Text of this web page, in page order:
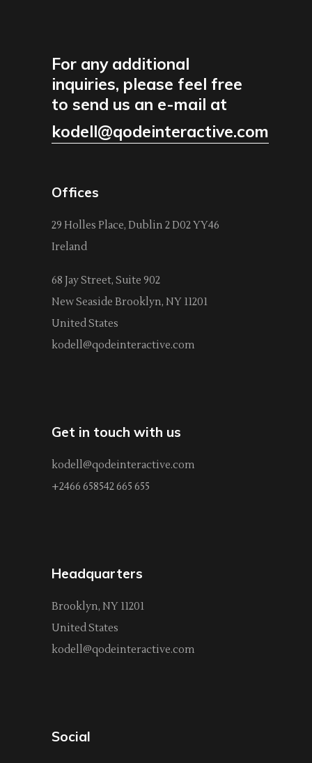
For any additional
inquiries, please feel free
to send us an e-mail at
kodell@qodeinteractive.com
Offices
29 Holles Place, Dublin 2 D02 YY46
Ireland
68 Jay Street, Suite 902
New Seaside Brooklyn, NY 11201
United States
kodell@qodeinteractive.com
Get in touch with us
kodell@qodeinteractive.com
+2466 658542 665 655
Headquarters
Brooklyn, NY 11201
United States
kodell@qodeinteractive.com
Social